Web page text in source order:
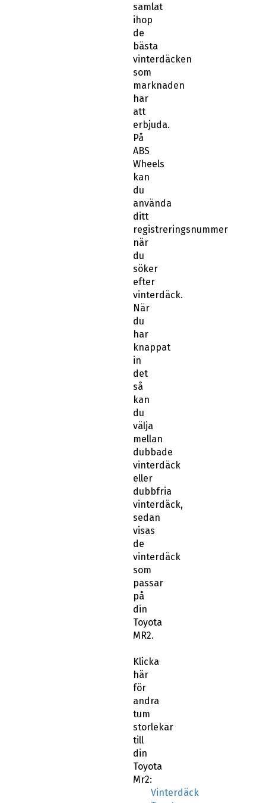
samlat
ihop
de
bästa
vinterdäcken
som
marknaden
har
att
erbjuda.
På
ABS
Wheels
kan
du
använda
ditt
registreringsnummer
när
du
söker
efter
vinterdäck.
När
du
har
knappat
in
det
så
kan
du
välja
mellan
dubbade
vinterdäck
eller
dubbfria
vinterdäck,
sedan
visas
de
vinterdäck
som
passar
på
din
Toyota
MR2.
Klicka
här
för
andra
tum
storlekar
till
din
Toyota
Mr2:
Vinterdäck